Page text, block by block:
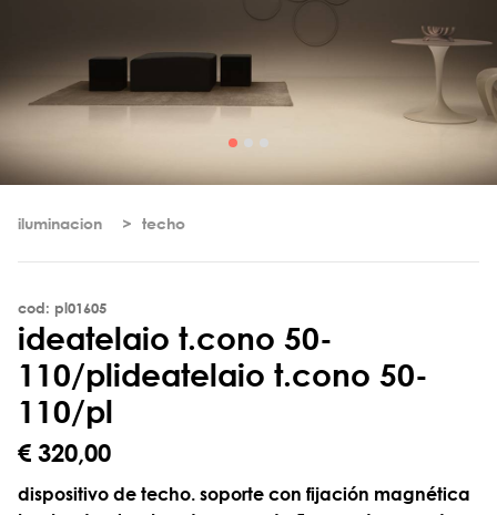
iluminacion techo
cod: pl01605
ideatelaio t.cono 50-
1 10/plideatelaio t.cono 50-
110/pl
€ 320,00
dispositivo de techo. soporte con fijación magnética